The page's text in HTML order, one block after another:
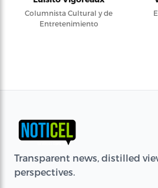
Columnista Cultural y de
Entretenimiento
Transparent news, distilled
perspectives.